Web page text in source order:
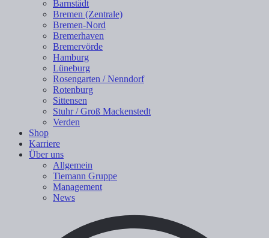
Barnstädt
Bremen (Zentrale)
Bremen-Nord
Bremerhaven
Bremervörde
Hamburg
Lüneburg
Rosengarten / Nenndorf
Rotenburg
Sittensen
Stuhr / Groß Mackenstedt
Verden
Shop
Karriere
Über uns
Allgemein
Tiemann Gruppe
Management
News